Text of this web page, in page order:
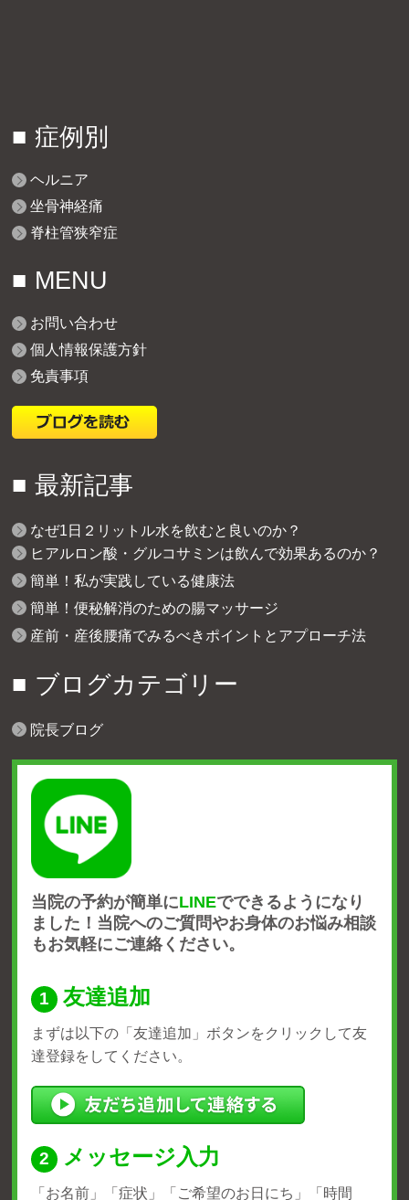
症例別
ヘルニア
坐骨神経痛
脊柱管狭窄症
MENU
お問い合わせ
個人情報保護方針
免責事項
最新記事
なぜ1日２リットル水を飲むと良いのか？
ヒアルロン酸・グルコサミンは飲んで効果あるのか？
簡単！私が実践している健康法
簡単！便秘解消のための腸マッサージ
産前・産後腰痛でみるべきポイントとアプローチ法
ブログカテゴリー
院長ブログ
当院の予約が簡単にLINEでできるようになり
ました！ 当院へのご質問やお身体のお悩み相談
もお気軽にご連絡ください。
友達追加
まずは以下の「友達追加」ボタンをクリックして友
達登録をしてください。
メッセージ入力
「お名前」「症状」 「ご希望のお日にち」「時間